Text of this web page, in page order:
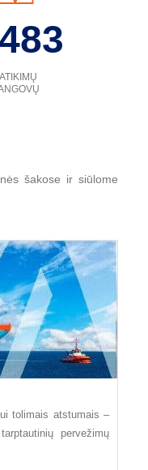
šakose ir siūlome
tolimais atstumais –
pervežimų